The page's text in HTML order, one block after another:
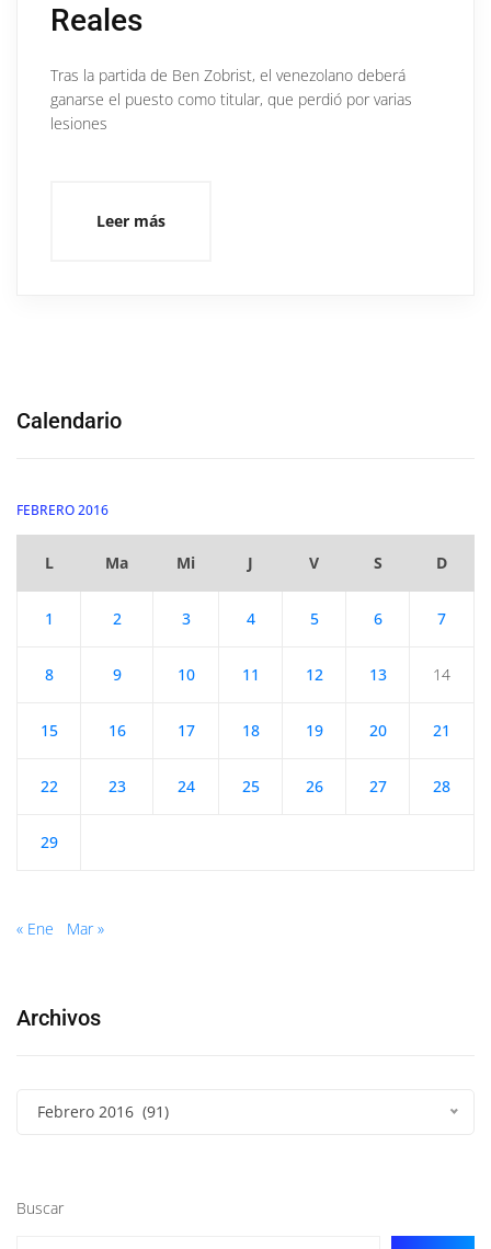
Reales
Tras la partida de Ben Zobrist, el venezolano deberá
ganarse el puesto como titular, que perdió por varias
lesiones
Leer más
Calendario
FEBRERO 2016
L Ma Mi J V S D
1 2 3 4 5 6 7
8 9 10 11 12 13 14
15 16 17 18 19 20 21
22 23 24 25 26 27 28
29
« Ene Mar »
Archivos
Febrero 2016 (91)
Buscar